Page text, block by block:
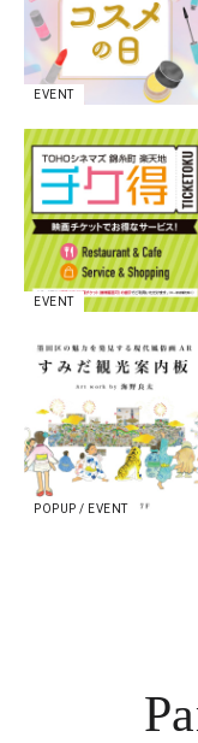
EVENT
EVENT
POPUP / EVENT